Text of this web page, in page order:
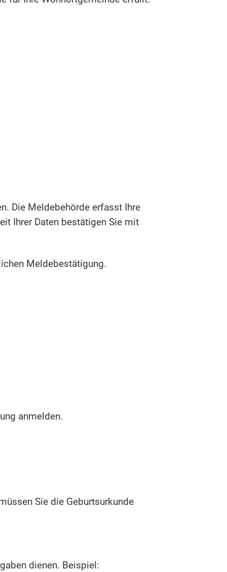
Die Meldebehörde erfasst Ihre
Ihrer Daten bestätigen Sie mit
Meldebestätigung.
anmelden.
Sie die Geburtsurkunde
dienen. Beispiel: